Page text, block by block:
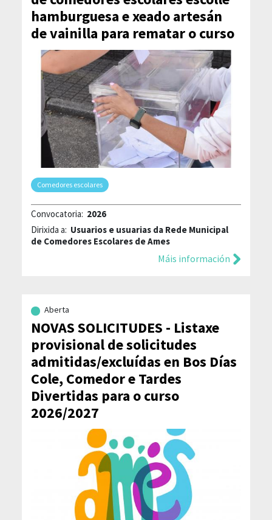
hamburguesa e xeado artesán
de vainilla para rematar o curso
Comedores escolares
Convocatoria: 2026
Dirixida a: Usuarios e usuarias da Rede Municipal
de Comedores Escolares de Ames
Máis información
Aberta
NOVAS SOLICITUDES - Listaxe
provisional de solicitudes
admitidas/excluídas en Bos Días
Cole, Comedor e Tardes
Divertidas para o curso
2026/2027